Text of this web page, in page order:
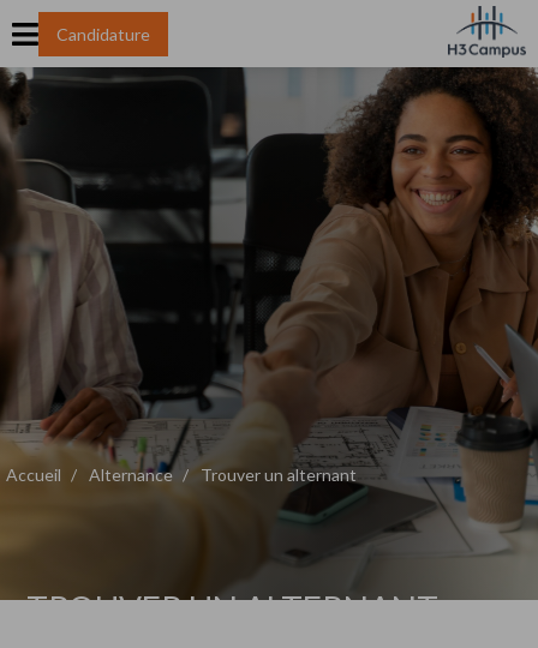
Candidature
TROUVER UN ALTERNANT
Accueil Alternance Trouver un alternant